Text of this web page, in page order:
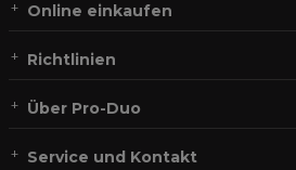
Online einkaufen
Richtlinien
Über Pro-Duo
Service und Kontakt